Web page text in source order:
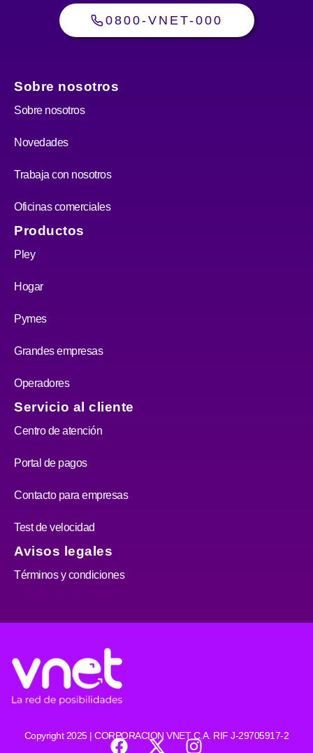
0800-VNET-000
Sobre nosotros
Sobre nosotros
Novedades
Trabaja con nosotros
Oficinas comerciales
Productos
Pley
Hogar
Pymes
Grandes empresas
Operadores
Servicio al cliente
Centro de atención
Portal de pagos
Contacto para empresas
Test de velocidad
Avisos legales
Términos y condiciones
Copyright 2025 | CORPORACION VNET C.A. RIF J-29705917-2
F
X
I